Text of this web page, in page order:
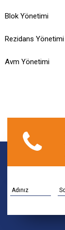
Blok Yönetimi
Rezidans Yönetimi
Avm Yönetimi